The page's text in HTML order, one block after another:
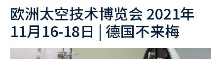
欧洲太空技术博览会 2021年
11月16-18日 | 德国不来梅